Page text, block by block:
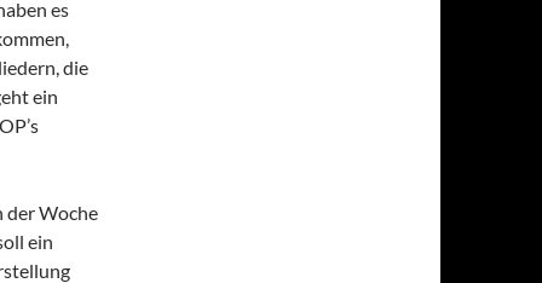
es
die
ein
der Woche
ein